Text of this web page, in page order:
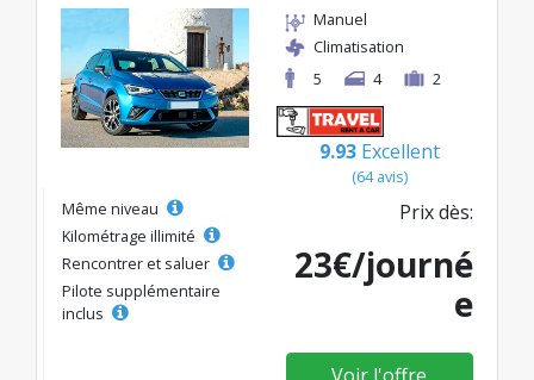
Manuel
Climatisation
5
4 2
9.93 Excellent
(64 avis)
Même niveau
Kilométrage illimité
Rencontrer et saluer
Pilote supplémentaire
inclus
Prix dès:
23€/journé
e